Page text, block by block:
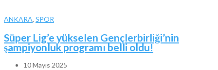
ANKARA, SPOR
Süper Lig’e yükselen Gençlerbirliği’nin
şampiyonluk programı belli oldu!
10 Mayıs 2025